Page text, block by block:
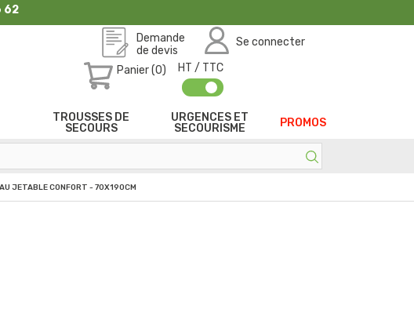
62
Demande
de devis
Se connecter
Panier (0) HT / TTC
TROUSSES DE
SECOURS
URGENCES ET
SECOURISME
PROMOS
JETABLE CONFORT - 70X190CM